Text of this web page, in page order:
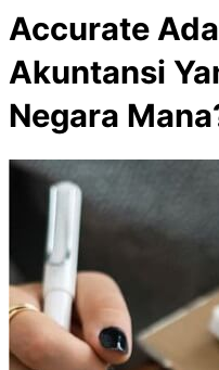
Accurate
Akuntansi
Negara